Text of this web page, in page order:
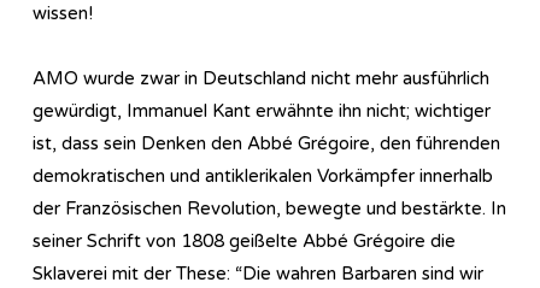
wissen!
AMO wurde zwar in Deutschland nicht mehr ausführlich
gewürdigt, Immanuel Kant erwähnte ihn nicht; wichtiger
ist, dass sein Denken den Abbé Grégoire, den führenden
demokratischen und antiklerikalen Vorkämpfer innerhalb
der Französischen Revolution, bewegte und bestärkte. In
seiner Schrift von 1808 geißelte Abbé Grégoire die
Sklaverei mit der These: “Die wahren Barbaren sind wir